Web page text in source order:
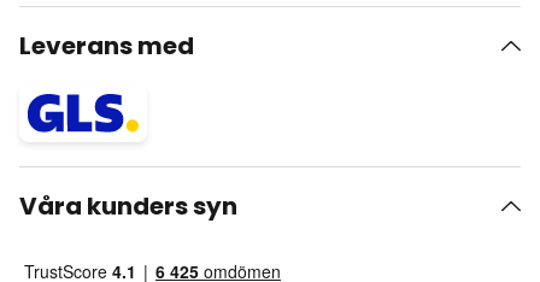
Leverans med
Våra kunders syn